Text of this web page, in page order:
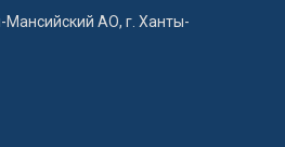
Мансийский АО, г. Ханты-